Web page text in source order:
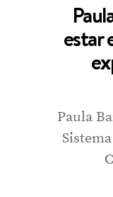
estar
Paula